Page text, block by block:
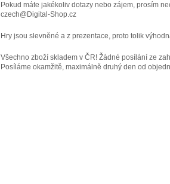
Pokud máte jakékoliv dotazy nebo zájem, prosím
czech@Digital-Shop.cz
Hry jsou slevněné a z prezentace, proto tolik
Všechno zboží skladem v ČR! Žádné posílání ze
Posíláme okamžitě, maximálně druhý den od